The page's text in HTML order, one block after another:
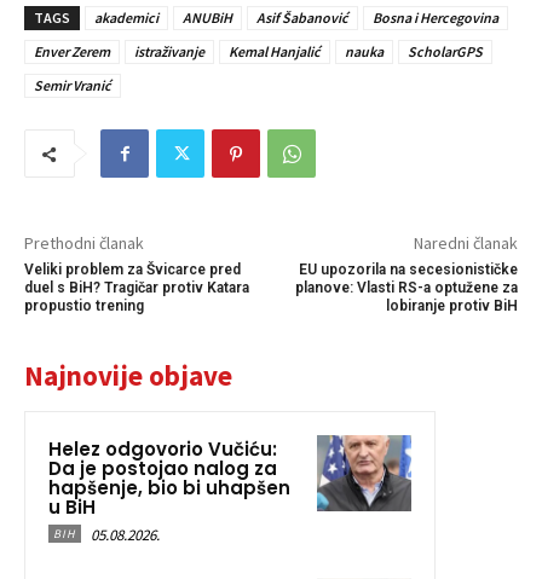
TAGS akademici ANUBiH Asif Šabanović
Bosna i Hercegovina
Enver Zerem
istraživanje Kemal Hanjalić nauka
ScholarGPS
Semir Vranić
Prethodni članak
Veliki problem za Švicarce pred
duel s BiH? Tragičar protiv Katara
propustio trening
Naredni članak
EU upozorila na secesionističke
planove: Vlasti RS-a optužene za
lobiranje protiv BiH
Najnovije objave
Helez odgovorio Vučiću:
Da je postojao nalog za
hapšenje, bio bi uhapšen
u BiH
BIH 05.08.2026.